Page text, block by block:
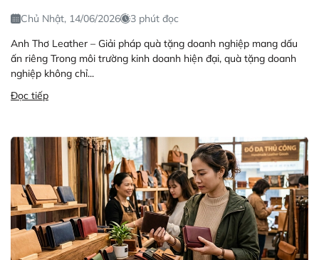
Chủ Nhật, 14/06/2026
3 phút đọc
Anh Thơ Leather – Giải pháp quà tặng doanh nghiệp mang dấu
ấn riêng Trong môi trường kinh doanh hiện đại, quà tặng doanh
nghiệp không chỉ...
Đọc tiếp